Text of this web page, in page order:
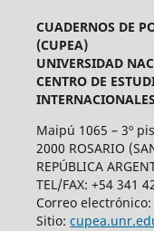
CUADERNOS DE
(CUPEA)
UNIVERSIDAD
CENTRO DE
Maipú 1065 – 3º
2000 ROSARIO
REPÚBLICA
TEL/FAX: +54 341
Correo electrónico:
Sitio: